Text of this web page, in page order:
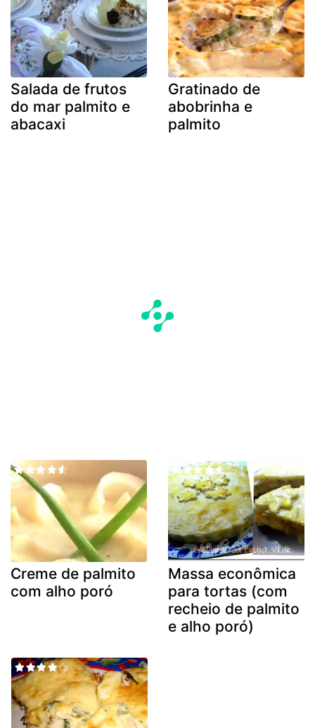
Salada de frutos
do mar palmito e
abacaxi
Gratinado de
abobrinha e
palmito
Creme de palmito
com alho poró
Massa econômica
para tortas (com
recheio de palmito
e alho poró)